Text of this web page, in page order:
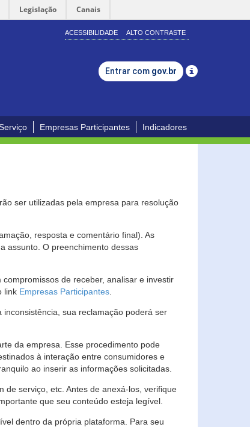
Legislação Canais
ACESSIBILIDADE ALTO CONTRASTE
Entrar com gov.br
Empresas Participantes Indicadores
ser utilizadas pela empresa para resolução
resposta e comentário final). As
assunto. O preenchimento dessas
de receber, analisar e investir
link Empresas Participantes
sua reclamação poderá ser
da empresa. Esse procedimento pode
à interação entre consumidores e
ao inserir as informações solicitadas.
de serviço, etc. Antes de anexá-los, verifique
que seu conteúdo esteja legível.
dentro da própria plataforma. Para seu